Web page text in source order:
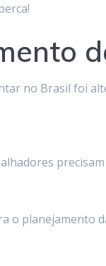
no Brasil foi
o planejamento